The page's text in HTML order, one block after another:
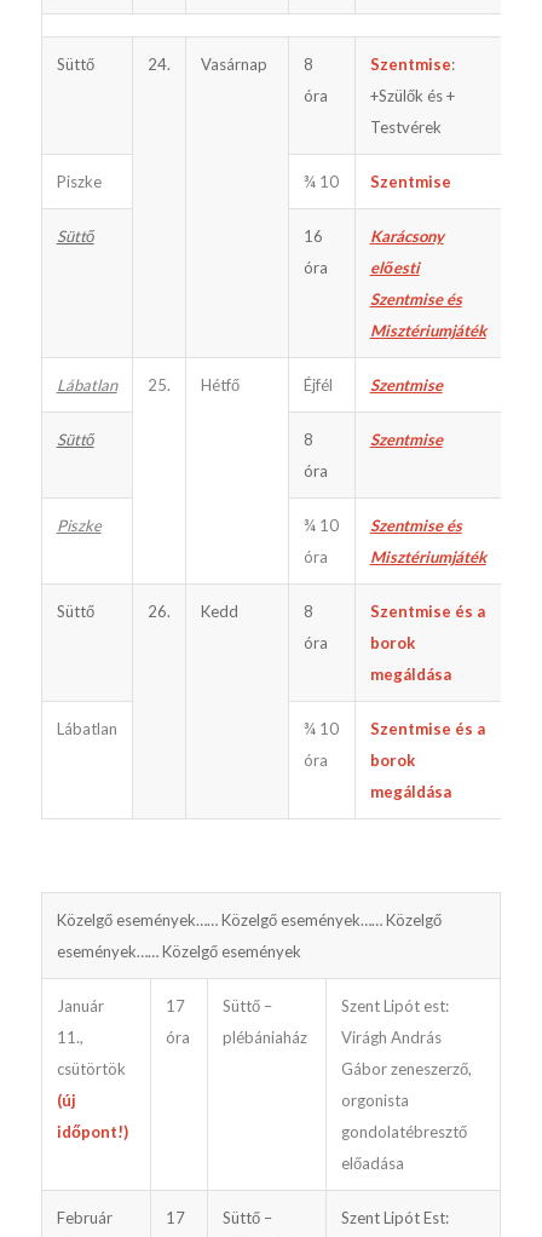
Süttő 24. Vasárnap
8
óra
Szentmise:
+Szülők és +
Testvérek
Piszke ¾ 10 Szentmise
Süttő
16
óra
Karácsony
előesti
Szentmise és
Misztériumjáték
Lábatlan 25. Hétfő Éjfél Szentmise
Süttő
8
óra
Szentmise
Piszke
¾ 10
óra
Szentmise és
Misztériumjáték
Süttő 26. Kedd
8
óra
Szentmise és a
borok
megáldása
Lábatlan
¾ 10
óra
Szentmise és a
borok
megáldása
Közelgő események…… Közelgő események…… Közelgő
események…… Közelgő események
Január
11.,
csütörtök
(új
időpont!)
17
óra
Süttő –
plébániaház
Szent Lipót est:
Virágh András
Gábor zeneszerző,
orgonista
gondolatébresztő
előadása
Február
17
Süttő –
Szent Lipót Est: